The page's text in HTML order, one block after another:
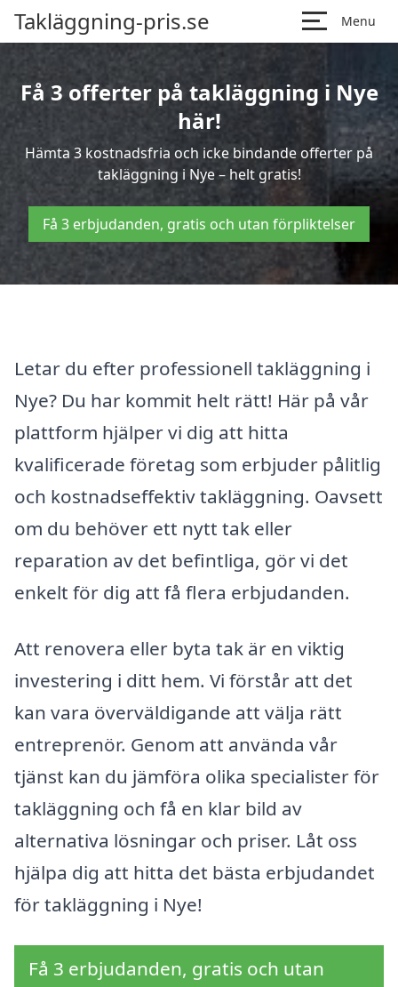
Takläggning-pris.se Menu
Få 3 offerter på takläggning i Nye
här!
Hämta 3 kostnadsfria och icke bindande offerter på
takläggning i Nye – helt gratis!
Få 3 erbjudanden, gratis och utan förpliktelser
Letar du efter professionell takläggning i
Nye? Du har kommit helt rätt! Här på vår
plattform hjälper vi dig att hitta
kvalificerade företag som erbjuder pålitlig
och kostnadseffektiv takläggning. Oavsett
om du behöver ett nytt tak eller
reparation av det befintliga, gör vi det
enkelt för dig att få flera erbjudanden.
Att renovera eller byta tak är en viktig
investering i ditt hem. Vi förstår att det
kan vara överväldigande att välja rätt
entreprenör. Genom att använda vår
tjänst kan du jämföra olika specialister för
takläggning och få en klar bild av
alternativa lösningar och priser. Låt oss
hjälpa dig att hitta det bästa erbjudandet
för takläggning i Nye!
Få 3 erbjudanden, gratis och utan